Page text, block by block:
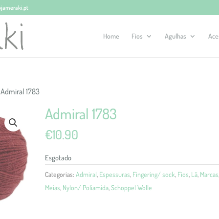
Home Fios Agulhas
1783
Admiral 1783
€10.90
Esgotado
Categorias: Admiral, Espessuras, Fingering/ sock, Fios, Lã, Marcas
Meias, Nylon/ Poliamida,Schoppel Wolle